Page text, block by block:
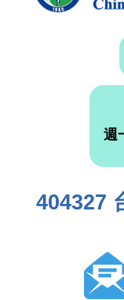
週
404327